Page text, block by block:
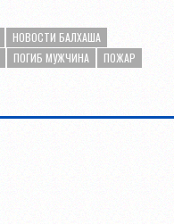
НОВОСТИ БАЛХАША
ПОГИБ МУЖЧИНА
ПОЖАР